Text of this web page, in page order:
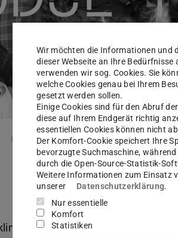
ENB LEHRE Allgemeine
nachhaltige und
Wir möchten die Informationen und
dieser Webseite an Ihre Bedürfnisse
verwenden wir sog. Cookies. Sie
welche Cookies genau bei Ihrem
gesetzt werden sollen.
Einige Cookies sind für den Abruf
diese auf Ihrem Endgerät richtig
essentiellen Cookies können nicht
Der Komfort-Cookie speichert Ihre
bevorzugte Suchmaschine,
durch die Open-Source-Statistik-
Weitere Informationen zum Einsatz
unserer
Datenschutzerklärung.
Nur essentielle
Komfort
Statistiken